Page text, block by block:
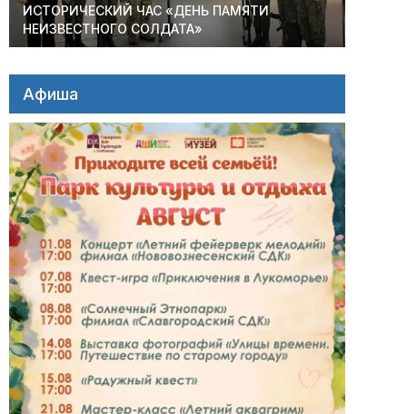
ИСТОРИЧЕСКИЙ ЧАС «ДЕНЬ ПАМЯТИ
НЕИЗВЕСТНОГО СОЛДАТА»
Афиша